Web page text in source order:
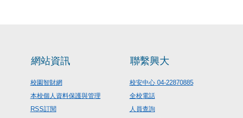
網站資訊
校園智財網
本校個人資料保護與管理
RSS訂閱
聯繫興大
校安中心 04-22870885
全校電話
人員查詢